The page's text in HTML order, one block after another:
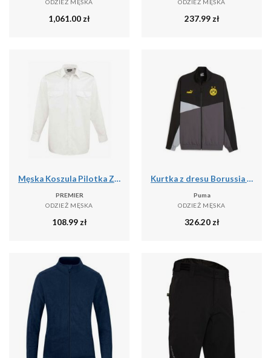
ODZIEŻ MĘSKA
1,061.00 zł
ODZIEŻ MĘSKA
237.99 zł
Męska Koszula Pilotka Z Długim Rękawem
PREMIER
ODZIEŻ MĘSKA
108.99 zł
Kurtka z dresu Borussia Dortmund 2023/24
Puma
ODZIEŻ MĘSKA
326.20 zł